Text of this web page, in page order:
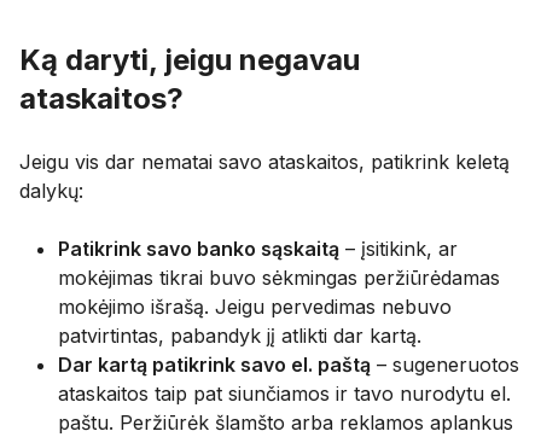
Ką daryti, jeigu negavau
ataskaitos?
Jeigu vis dar nematai savo ataskaitos, patikrink keletą
dalykų:
Patikrink savo banko sąskaitą – įsitikink, ar
mokėjimas tikrai buvo sėkmingas peržiūrėdamas
mokėjimo išrašą. Jeigu pervedimas nebuvo
patvirtintas, pabandyk jį atlikti dar kartą.
Dar kartą patikrink savo el. paštą – sugeneruotos
ataskaitos taip pat siunčiamos ir tavo nurodytu el.
paštu. Peržiūrėk šlamšto arba reklamos aplankus